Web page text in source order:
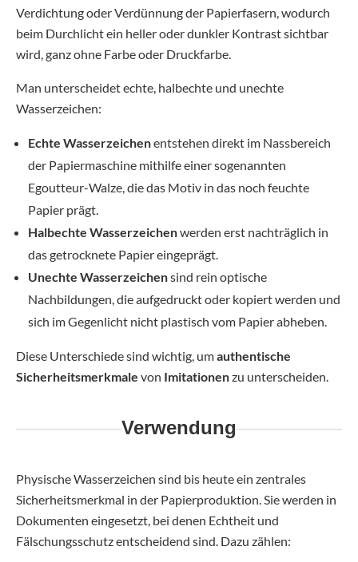
Verdichtung oder Verdünnung der Papierfasern, wodurch
beim Durchlicht ein heller oder dunkler Kontrast sichtbar
wird, ganz ohne Farbe oder Druckfarbe.
Man unterscheidet echte, halbechte und unechte
Wasserzeichen:
Echte Wasserzeichenentstehen direkt im Nassbereich
der Papiermaschine mithilfe einer sogenannten
Egoutteur-Walze, die das Motiv in das noch feuchte
Papier prägt.
Halbechte Wasserzeichenwerden erst nachträglich in
das getrocknete Papier eingeprägt.
Unechte Wasserzeichensind rein optische
Nachbildungen, die aufgedruckt oder kopiert werden und
sich im Gegenlicht nicht plastisch vom Papier abheben.
Diese Unterschiede sind wichtig, umauthentische
Sicherheitsmerkmale von Imitationenzu unterscheiden.
Verwendung
Physische Wasserzeichen sind bis heute ein zentrales
Sicherheitsmerkmal in der Papierproduktion. Sie werden in
Dokumenten eingesetzt, bei denen Echtheit und
Fälschungsschutz entscheidend sind. Dazu zählen: